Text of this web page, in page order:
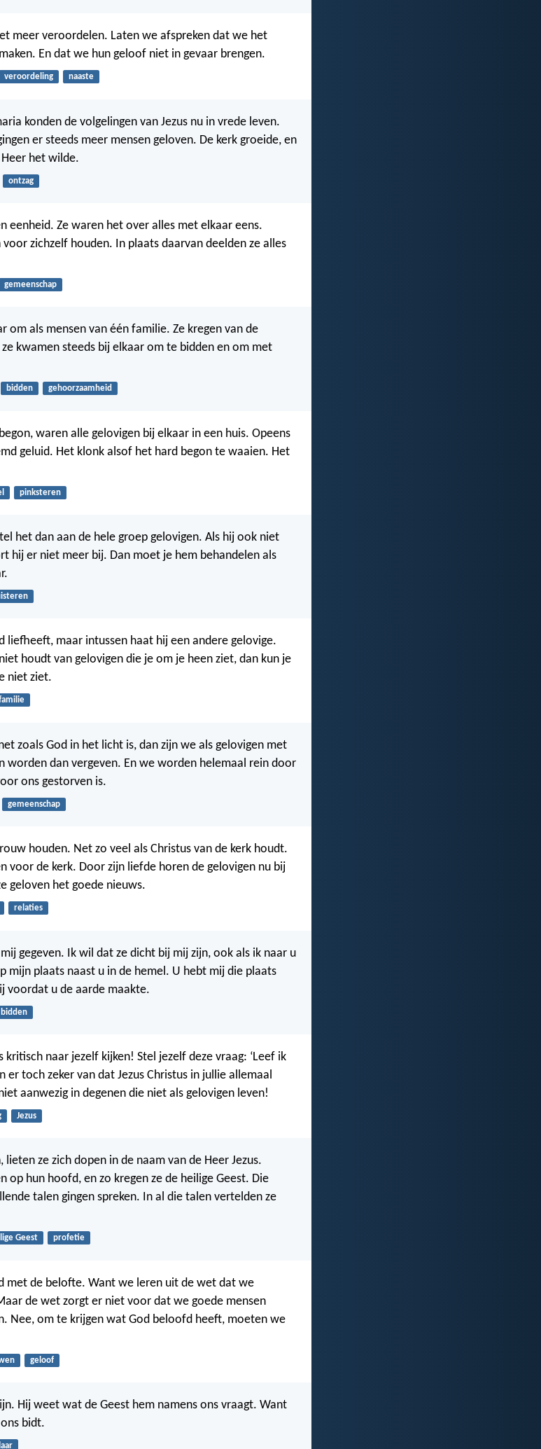
meer veroordelen. Laten we afspreken dat we het
En dat we hun geloof niet in gevaar brengen.
veroordeling naaste
konden de volgelingen van Jezus nu in vrede leven.
er steeds meer mensen geloven. De kerk groeide, en
het wilde.
ontzag
eenheid. Ze waren het over alles met elkaar eens.
zichzelf houden. In plaats daarvan deelden ze alles
gemeenschap
om als mensen van één familie. Ze kregen van de
kwamen steeds bij elkaar om te bidden en om met
bidden gehoorzaamheid
waren alle gelovigen bij elkaar in een huis. Opeens
geluid. Het klonk alsof het hard begon te waaien. Het
pinksteren
het dan aan de hele groep gelovigen. Als hij ook niet
hij er niet meer bij. Dan moet je hem behandelen als
liefheeft, maar intussen haat hij een andere gelovige.
houdt van gelovigen die je om je heen ziet, dan kun je
niet ziet.
zoals God in het licht is, dan zijn we als gelovigen met
worden dan vergeven. En we worden helemaal rein door
ons gestorven is.
gemeenschap
houden. Net zo veel als Christus van de kerk houdt.
voor de kerk. Door zijn liefde horen de gelovigen nu bij
geloven het goede nieuws.
relaties
gegeven. Ik wil dat ze dicht bij mij zijn, ook als ik naar u
mijn plaats naast u in de hemel. U hebt mij die plaats
voordat u de aarde maakte.
bidden
naar jezelf kijken! Stel jezelf deze vraag: ‘Leef ik
er toch zeker van dat Jezus Christus in jullie allemaal
aanwezig in degenen die niet als gelovigen leven!
Jezus
ze zich dopen in de naam van de Heer Jezus.
op hun hoofd, en zo kregen ze de heilige Geest. Die
talen gingen spreken. In al die talen vertelden ze
Geest profetie
met de belofte. Want we leren uit de wet dat we
de wet zorgt er niet voor dat we goede mensen
Nee, om te krijgen wat God beloofd heeft, moeten we
geloof
Hij weet wat de Geest hem namens ons vraagt. Want
bidt.